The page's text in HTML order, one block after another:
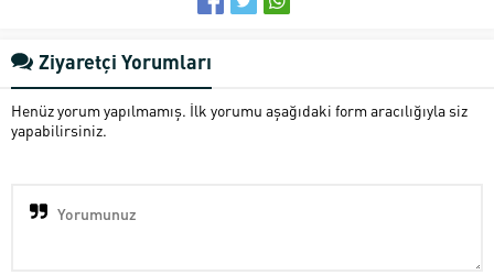
Ziyaretçi Yorumları
Henüz yorum yapılmamış. İlk yorumu aşağıdaki form aracılığıyla siz
yapabilirsiniz.